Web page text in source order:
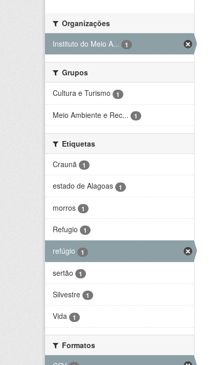
Organizações
Instituto do Meio A...
1
Grupos
Cultura e Turismo
1
Meio Ambiente e Rec... 1
Etiquetas
Craunã
1
estado de Alagoas 1
morros 1
Refugio 1
refúgio 1
sertão 1
Silvestre 1
Vida 1
Formatos